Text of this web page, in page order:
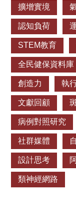
擴增實境
認知負荷
STEM教育
全民健保資料庫
創造力 執
文獻回顧
病例對照研究
社群媒體
設計思考
類神經網路